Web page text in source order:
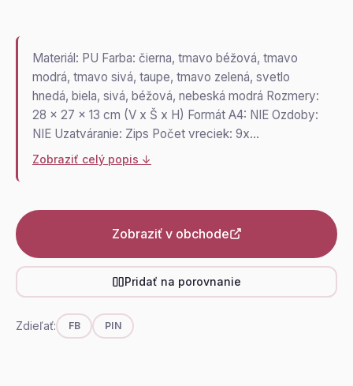
Materiál: PU Farba: čierna, tmavo béžová, tmavo
modrá, tmavo sivá, taupe, tmavo zelená, svetlo
hnedá, biela, sivá, béžová, nebeská modrá Rozmery:
28 x 27 x 13 cm (V x Š x H) Formát A4: NIE Ozdoby:
NIE Uzatváranie: Zips Počet vreciek: 9x…
Zobraziť celý popis ↓
Zobraziť v obchode
Pridať na porovnanie
Zdieľať: FB PIN